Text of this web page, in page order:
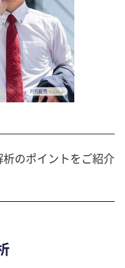
析のポイントをご紹介